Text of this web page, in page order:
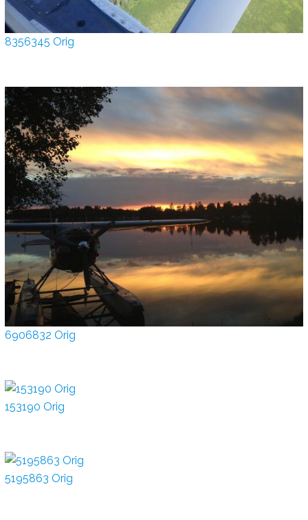
8356345 Orig
6906832 Orig
153190 Orig
5195863 Orig